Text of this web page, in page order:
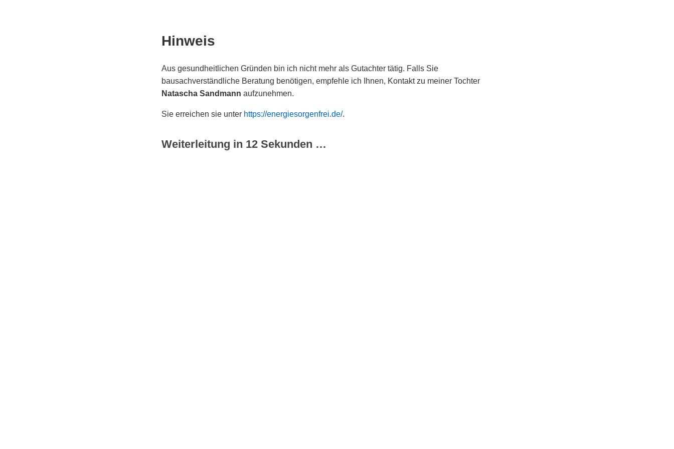
Hinweis
Aus gesundheitlichen Gründen bin ich nicht mehr als Gutachter tätig. Falls Sie
bausachverständliche Beratung benötigen, empfehle ich Ihnen, Kontakt zu meiner Tochter
Natascha Sandmann aufzunehmen.
Sie erreichen sie unter https://energiesorgenfrei.de/.
Weiterleitung in 12 Sekunden …